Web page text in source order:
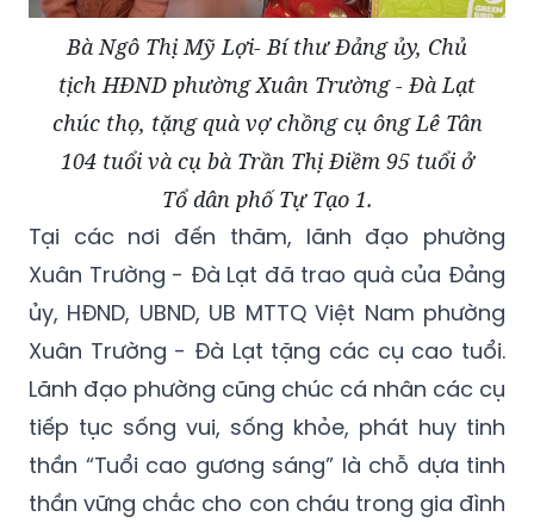
Bà Ngô Thị Mỹ Lợi- Bí thư Đảng ủy, Chủ
tịch HĐND phường Xuân Trường - Đà Lạt
chúc thọ, tặng quà vợ chồng cụ ông Lê Tân
104 tuổi và cụ bà Trần Thị Điềm 95 tuổi ở
Tổ dân phố Tự Tạo 1.
Tại các nơi đến thăm, lãnh đạo phường
Xuân Trường - Đà Lạt đã trao quà của Đảng
ủy, HĐND, UBND, UB MTTQ Việt Nam phường
Xuân Trường - Đà Lạt tặng các cụ cao tuổi.
Lãnh đạo phường cũng chúc cá nhân các cụ
tiếp tục sống vui, sống khỏe, phát huy tinh
thần “Tuổi cao gương sáng” là chỗ dựa tinh
thần vững chắc cho con cháu trong gia đình